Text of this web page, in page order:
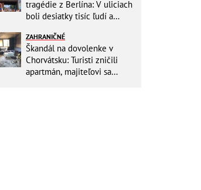
tragédie z Berlína: V uliciach
boli desiatky tisíc ľudí a
ZAHRANIČNÉ
Škandál na dovolenke v
Chorvátsku: Turisti zničili
apartmán, majiteľovi sa